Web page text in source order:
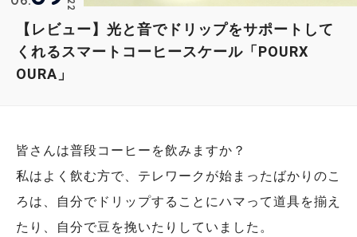
【レビュー】光と音でドリップをサポートして
くれるスマートコーヒースケール「POURX
OURA」
皆さんは普段コーヒーを飲みますか？
私はよく飲む方で、テレワークが始まったばかりのこ
ろは、自分でドリップすることにハマって道具を揃え
たり、自分で豆を挽いたりしていました。